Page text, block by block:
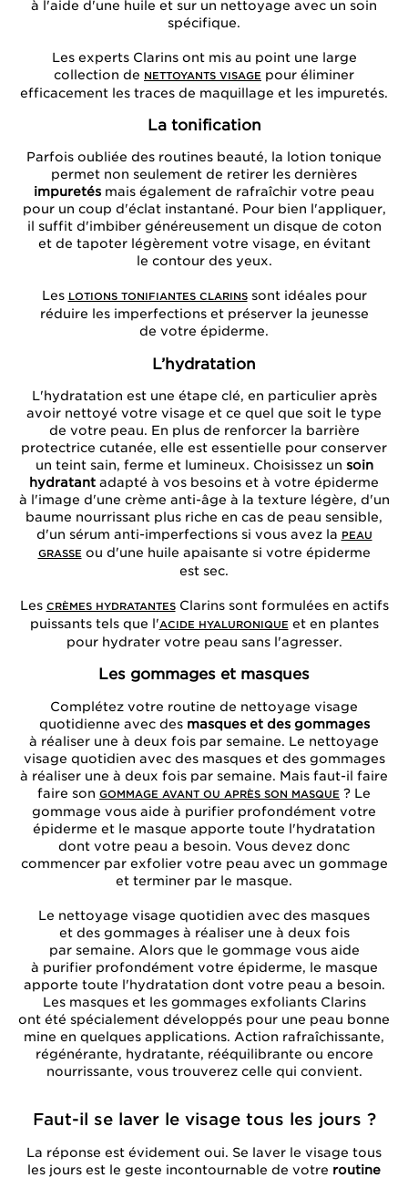
à l'aide d'une huile et sur un nettoyage avec un soin
spécifique.
Les experts Clarins ont mis au point une large
collection de NETTOYANTS VISAGE pour éliminer
efficacement les traces de maquillage et les impuretés.
La tonification
Parfois oubliée des routines beauté, la lotion tonique
permet non seulement de retirer les dernières
impuretés mais également de rafraîchir votre peau
pour un coup d'éclat instantané. Pour bien l'appliquer,
il suffit d'imbiber généreusement un disque de coton
et de tapoter légèrement votre visage, en évitant
le contour des yeux.
Les LOTIONS TONIFIANTES CLARINSsont idéales pour
réduire les imperfections et préserver la jeunesse
de votre épiderme.
L’hydratation
L'hydratation est une étape clé, en particulier après
avoir nettoyé votre visage et ce quel que soit le type
de votre peau. En plus de renforcer la barrière
protectrice cutanée, elle est essentielle pour conserver
un teint sain, ferme et lumineux. Choisissez un soin
hydratant adapté à vos besoins et à votre épiderme
à l'image d'une crème anti-âge à la texture légère, d'un
baume nourrissant plus riche en cas de peau sensible,
d'un sérum anti-imperfections si vous avez la PEAU
GRASSE ou d'une huile apaisante si votre épiderme
est sec.
Les CRÈMES HYDRATANTESClarins sont formulées en actifs
puissants tels que l'ACIDE HYALURONIQUE et en plantes
pour hydrater votre peau sans l'agresser.
Les gommages et masques
Complétez votre routine de nettoyage visage
quotidienne avec des masques et des gommages
à réaliser une à deux fois par semaine. Le nettoyage
visage quotidien avec des masques et des gommages
à réaliser une à deux fois par semaine. Mais faut-il faire
faire son GOMMAGE AVANT OU APRÈS SON MASQUE ? Le
gommage vous aide à purifier profondément votre
épiderme et le masque apporte toute l'hydratation
dont votre peau a besoin. Vous devez donc
commencer par exfolier votre peau avec un gommage
et terminer par le masque.
Le nettoyage visage quotidien avec des masques
et des gommages à réaliser une à deux fois
par semaine. Alors que le gommage vous aide
à purifier profondément votre épiderme, le masque
apporte toute l'hydratation dont votre peau a besoin.
Les masques et les gommages exfoliants Clarins
ont été spécialement développés pour une peau bonne
mine en quelques applications. Action rafraîchissante,
régénérante, hydratante, rééquilibrante ou encore
nourrissante, vous trouverez celle qui convient.
Faut-il se laver le visage tous les jours ?
La réponse est évidement oui. Se laver le visage tous
les jours est le geste incontournable de votre routine